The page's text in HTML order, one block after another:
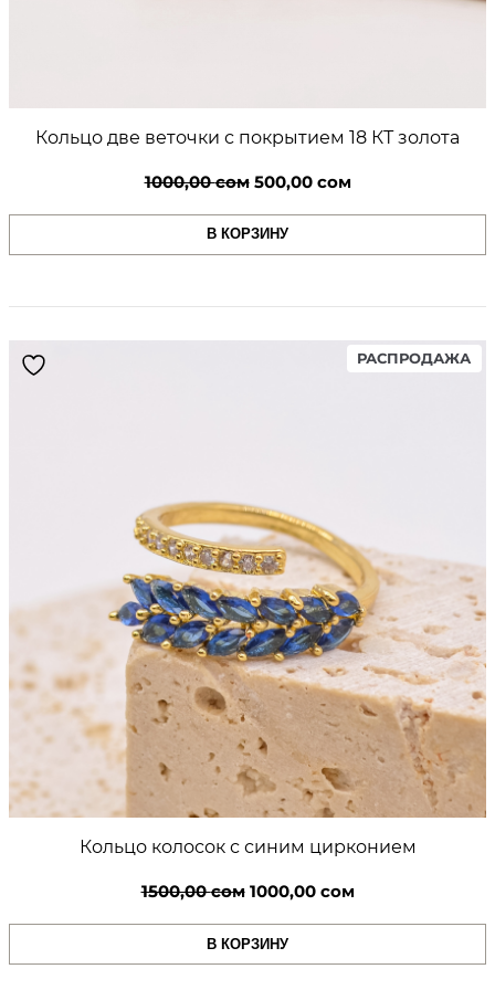
Кольцо две веточки с покрытием 18 КТ золота
1000,00сом Первоначальная
составляла
500,00 сомТекущая
В КОРЗИНУ
РАСПРОДАЖА
ON
Кольцо колосок с синим цирконием
1500,00сом Первоначальная
цена
составляла
1000,00 сомТекущая
цена:
В КОРЗИНУ